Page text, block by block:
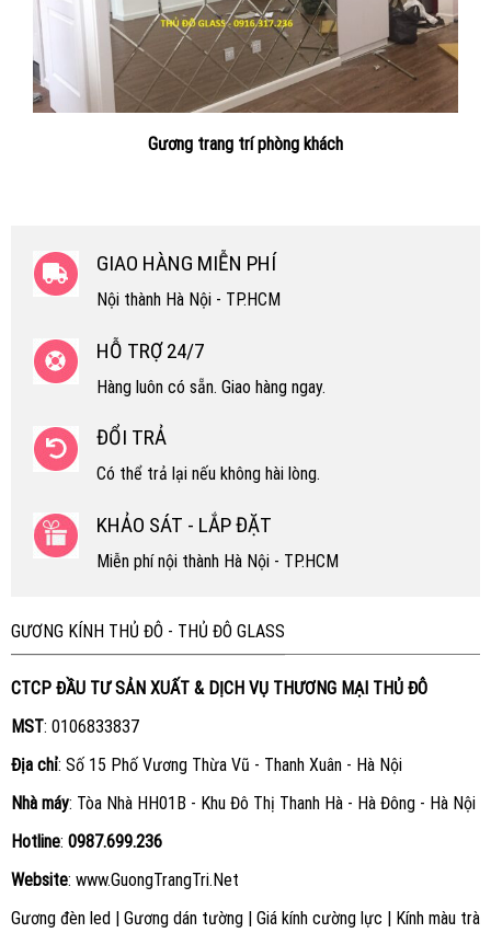
Gương trang trí phòng khách
GIAO HÀNG MIỄN PHÍ
Nội thành Hà Nội - TP.HCM
HỖ TRỢ 24/7
Hàng luôn có sẵn. Giao hàng ngay.
ĐỔI TRẢ
Có thể trả lại nếu không hài lòng.
KHẢO SÁT - LẮP ĐẶT
Miễn phí nội thành Hà Nội - TP.HCM
GƯƠNG KÍNH THỦ ĐÔ - THỦ ĐÔ GLASS
CTCP ĐẦU TƯ SẢN XUẤT & DỊCH VỤ THƯƠNG MẠI THỦ ĐÔ
MST: 0106833837
Địa chỉ: Số 15 Phố Vương Thừa Vũ - Thanh Xuân - Hà Nội
Nhà máy: Tòa Nhà HH01B - Khu Đô Thị Thanh Hà - Hà Đông - Hà Nội
Hotline: 0987.699.236
Website: www.GuongTrangTri.Net
Gương đèn led| Gương dán tường| Giá kính cường lực | Kính màu trà